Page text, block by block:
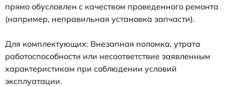
прямо обусловлен с качеством проведенного ремонта
(например, неправильная установка запчасти).
Для комплектующих: Внезапная поломка, утрата
работоспособности или несоответствие заявленным
характеристикам при соблюдении условий
эксплуатации.